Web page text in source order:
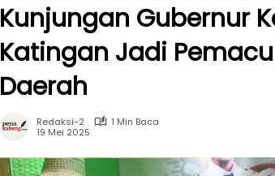
Kunjungan Gubernur
Katingan Jadi
Daerah
Redaksi-2
1 Min Baca
19 Mei 2025